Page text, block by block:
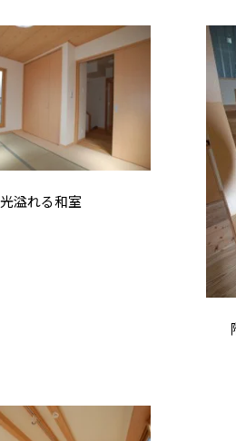
光溢れる和室